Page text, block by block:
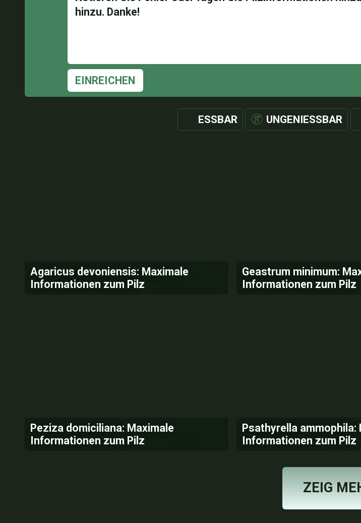
EINREICHEN
ESSBAR UNGENIESSBAR
Agaricus devoniensis: Maximale
Informationen zum Pilz
Geastrum minimum:
Informationen zum Pilz
Peziza domiciliana: Maximale
Informationen zum Pilz
Psathyrella ammophila:
Informationen zum Pilz
ZEIG